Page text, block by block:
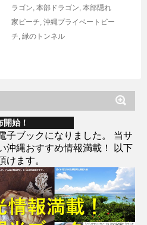
ラゴン, 本部ドラゴン, 本部隠れ
家ビーチ, 沖縄プライベートビー
チ, 緑のトンネル
始！
子ブックになりました。 当サ
沖縄おすすめ情報満載！ 以下
けます。